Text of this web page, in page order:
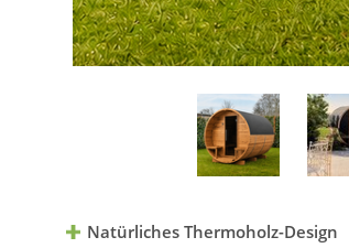
Natürliches Thermoholz-Design